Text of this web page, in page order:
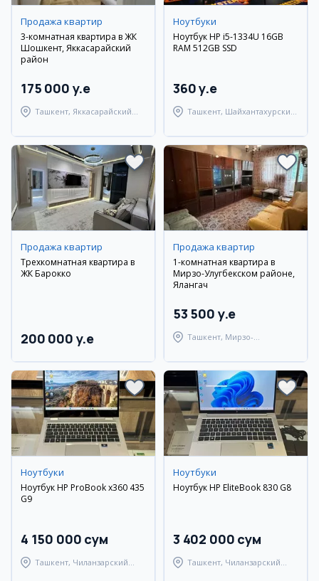
Продажа квартир
3-комнатная квартира в ЖК
Шошкент, Яккасарайский
район
175 000 y.e
Ташкент, Яккасарайский
Ноутбуки
Ноутбук HP i5-1334U 16GB
RAM 512GB SSD
360 y.e
Ташкент, Шайхантахурский
Продажа квартир
Трехкомнатная квартира в
ЖК Барокко
200 000 y.e
Продажа квартир
1-комнатная квартира в
Мирзо-Улугбекском районе,
Ялангач
53 500 y.e
Ташкент, Мирзо-
Ноутбуки
Ноутбук HP ProBook x360 435
G9
4 150 000 сум
Ташкент, Чиланзарский
Ноутбуки
Ноутбук HP EliteBook 830 G8
3 402 000 сум
Ташкент, Чиланзарский